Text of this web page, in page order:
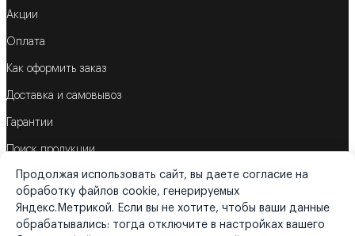
Акции
Оплата
Как оформить заказ
Доставка и самовывоз
Гарантии
Поиск продукции
Корзина
Продолжая использовать сайт, вы даете согласие на
обработку файлов cookie, генерируемых
Яндекс.Метрикой. Если вы не хотите, чтобы ваши данные
обрабатывались: тогда отключите в настройках вашего